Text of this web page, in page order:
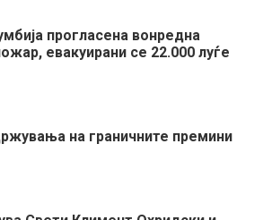
прогласена вонредна
евакуирани се 22.000 луѓе
на граничните премини